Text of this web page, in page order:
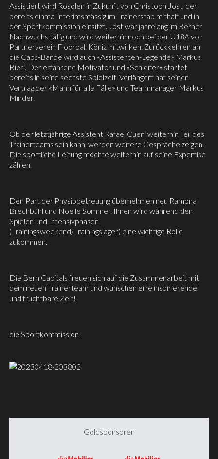
Assistiert wird Rosolen in Zukunft von Christoph Jost, der
bereits einmal interimsmässig im Trainerstab mithalf und in
der Sportkommission einsitzt. Jost war jahrelang im Berner
Nachwuchs tätig und wird weiterhin noch bei der U18A von
Partnerverein Floorball Köniz mitwirken. Zurückkehren an
die Caps-Bande wird auch «Assistenten-Legende» Markus
Bieri. Der erfahrene Motivator und «Schleifer» startet
bereits in seine sechste Spielzeit. Verlängert hat seinen
Vertrag der «Mann für alle Fälle» und Teammanager Markus
Minder.
Ob der letztjährige Assistent Rafael Cueni weiterhin Teil des
Trainerteams sein kann, werden weitere Gespräche zeigen.
Die sportliche Leitung möchte weiterhin auf seine Expertise
zählen.
Den Part der Physiobetreuung übernehmen neu Ramona
Brechbühl und Noelle Sommer. Ihnen wird während den
Spielen und Intensivphasen
(Trainingsweekend/Trainingslager) eine wichtige Rolle
zukommen.
Die Bern Capitals freuen sich auf die Zusammenarbeit mit
dem neuen Trainerteam und wünschen eine inspirierende
und fruchtbare Zeit!
die Sportkommission
Goldsponsoren